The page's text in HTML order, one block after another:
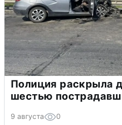
Полиция раскрыла
шестью
9 августа 0